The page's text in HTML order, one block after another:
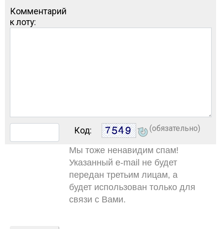
Комментарий
к лоту:
Код: (обязательно)
Мы тоже ненавидим спам!
Указанный e-mail не будет
передан третьим лицам, а
будет использован только для
связи с Вами.